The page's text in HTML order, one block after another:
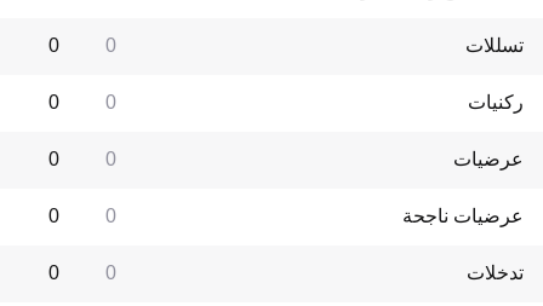
تسللات 0
0
ركنيات 0
0
عرضيات 0
0
عرضيات ناجحة 0
0
تدخلات 0
0